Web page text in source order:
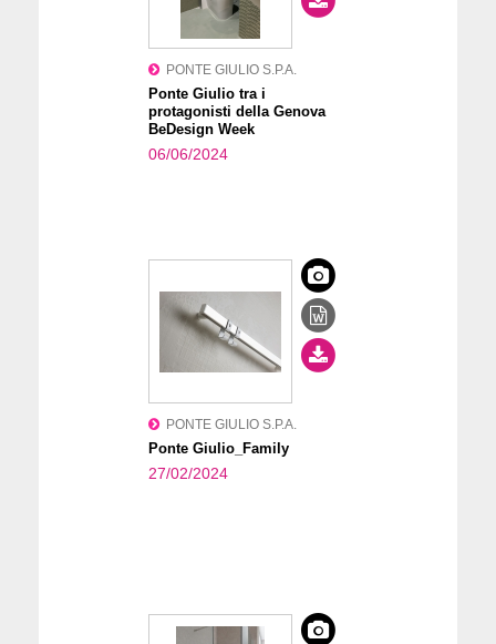
PONTE GIULIO S.P.A.
Ponte Giulio tra i
protagonisti della Genova
BeDesign Week
06/06/2024
PONTE GIULIO S.P.A.
Ponte Giulio_Family
27/02/2024